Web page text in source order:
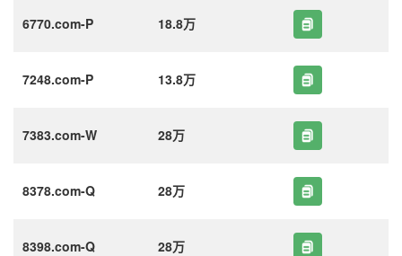
6770.com-P 18.8万
7248.com-P 13.8万
7383.com-W 28万
8378.com-Q 28万
8398.com-Q 28万